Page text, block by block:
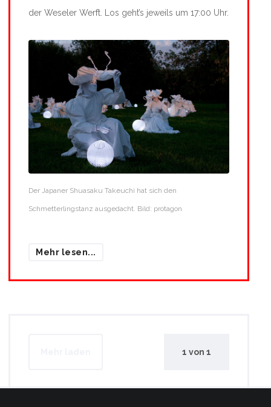
der Weseler Werft. Los geht’s jeweils um 17:00 Uhr.
Der Japaner Shuasaku Takeuchi hat sich den
Schmetterlingstanz ausgedacht. Bild: protagon
Mehr lesen...
1 von 1